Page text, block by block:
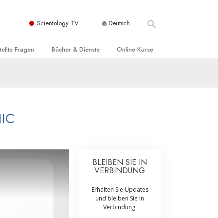
Scientology TV Deutsch
Fragen
der Scientology
Bücher & Dienste
Dienste
Online-Kurse
Beistände bei Krankheiten und
BLEIBEN SIE IN
VERBINDUNG
Erhalten Sie Updates
und bleiben Sie in
Verbindung.